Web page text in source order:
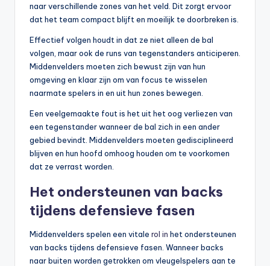
naar verschillende zones van het veld. Dit zorgt ervoor
dat het team compact blijft en moeilijk te doorbreken is.
Effectief volgen houdt in dat ze niet alleen de bal
volgen, maar ook de runs van tegenstanders anticiperen.
Middenvelders moeten zich bewust zijn van hun
omgeving en klaar zijn om van focus te wisselen
naarmate spelers in en uit hun zones bewegen.
Een veelgemaakte fout is het uit het oog verliezen van
een tegenstander wanneer de bal zich in een ander
gebied bevindt. Middenvelders moeten gedisciplineerd
blijven en hun hoofd omhoog houden om te voorkomen
dat ze verrast worden.
Het ondersteunen van backs
tijdens defensieve fasen
Middenvelders spelen een vitale rol in het ondersteunen
van backs tijdens defensieve fasen. Wanneer backs
naar buiten worden getrokken om vleugelspelers aan te